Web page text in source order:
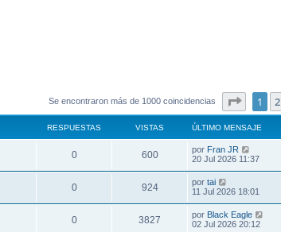
Se encontraron más de 1000 coincidencias Página1
1 2
RESPUESTAS VISTAS ÚLTIMO MENSAJE
0 600 por Fran JR
20 Jul 2026 11:37
0 924 por tai
11 Jul 2026 18:01
0 3827 por Black Eagle
02 Jul 2026 20:12